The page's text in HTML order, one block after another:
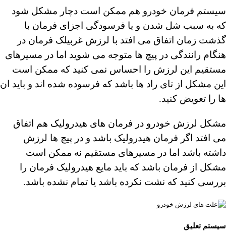
سیستم فرمان خودرو هم ممکن است دچار مشکل شود
که به سبب شل شدن و یا فرسودگی اجزای فرمان با
گذشت زمان اتفاق می افتد با لرزش غربیلک فرمان در
هنگام رانندگی در پیچ ها متوجه می شوید اما در مسیرهای
مستقیم این لرزش را احساس نمی کنید که ممکن است
این مشکل از تای راد ها باشد که فرسوده شده اند و باید ان
ها را تعویض کنید.
مشکل لرزش خودرو در فرمان های هیدرولیک هم اتفاق
می افتد اگر فرمان هیدرولیک باشد و در پیچ ها لرزش
داشته باشد اما در مسیرهای مستقیم نه ممکن است
مشکل از فرمان باشد که باید مایع هیدرولیک فرمان را
بررسی کنید که نشت نکرده باشد یا تمام نشده باشد.
سیستم تعلیق